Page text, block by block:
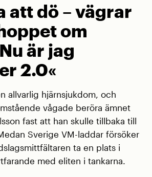
att dö – vägrar
om
är jag
2.0«
allvarlig hjärnsjukdom, och
vågade beröra ämnet
fast att han skulle tillbaka till
Sverige VM-laddar försöker
ta en plats i
med eliten i tankarna.